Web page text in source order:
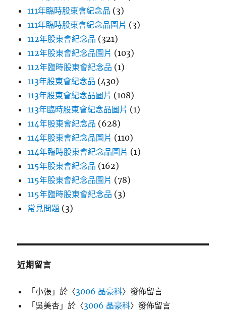
111年臨時股東會紀念品 (3)
111年臨時股東會紀念品圖片 (3)
112年股東會紀念品 (321)
112年股東會紀念品圖片 (103)
112年臨時股東會紀念品 (1)
113年股東會紀念品 (430)
113年股東會紀念品圖片 (108)
113年臨時股東會紀念品圖片 (1)
114年股東會紀念品 (628)
114年股東會紀念品圖片 (110)
114年臨時股東會紀念品圖片 (1)
115年股東會紀念品 (162)
115年股東會紀念品圖片 (78)
115年臨時股東會紀念品 (3)
常見問題 (3)
近期留言
「小張 」於〈3006 晶豪科〉發佈留言
「吳美杏 」於〈3006 晶豪科〉發佈留言